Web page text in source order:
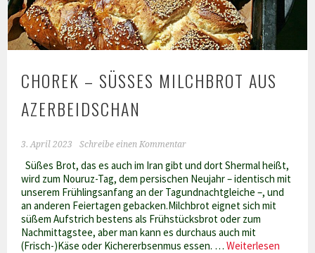
CHOREK – SÜSSES MILCHBROT AUS A
ZERBEIDSCHAN
3. April 2023 Schreibe einen Kommentar
Süßes Brot, das es auch im Iran gibt und dort Shermal heißt,
wird zum Nouruz-Tag, dem persischen Neujahr – identisch mit
unserem Frühlingsanfang an der Tagundnachtgleiche –, und
an anderen Feiertagen gebacken.Milchbrot eignet sich mit
süßem Aufstrich bestens als Frühstücksbrot oder zum
Nachmittagstee, aber man kann es durchaus auch mit
(Frisch-)Käse oder Kichererbsenmus essen. …Weiterlesen